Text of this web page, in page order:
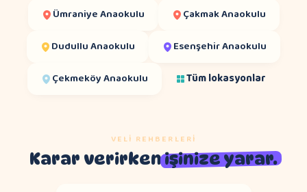
ÜmraniyeAnaokulu ÇakmakAnaokulu
DudulluAnaokulu EsenşehirAnaokulu
ÇekmeköyAnaokulu Tüm lokasyonlar
VELI REHBERLERI
Karar verirkenişinize yarar.